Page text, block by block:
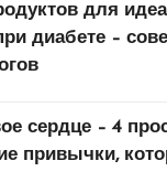
для
диабете –
сердце – 4
привычки,